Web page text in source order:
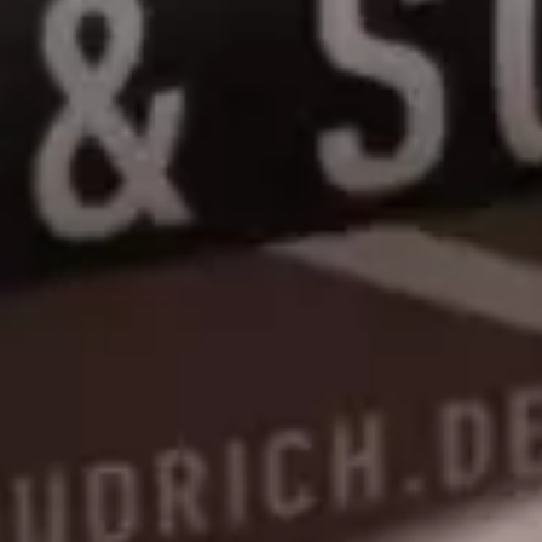
hochwertige Handwerksarbeit